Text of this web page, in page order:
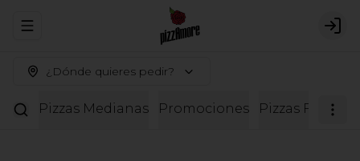
Abrir menu de navegación
¿Dónde quieres pedir?
Pizzas Medianas Promociones Pizzas